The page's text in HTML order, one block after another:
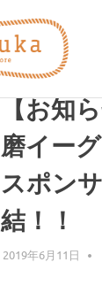
【お知
磨イー
スポン
結！！
2019年6月11日